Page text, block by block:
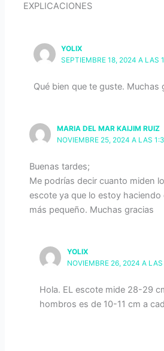
EXPLICACIONES
YOLIX
SEPTIEMBRE 18, 2024 A LAS
Qué bien que te guste. Muchas
MARIA DEL MAR KAIJIM RUIZ
NOVIEMBRE 25, 2024 A LAS
Buenas tardes;
Me podrías decir cuanto miden
escote ya que lo estoy
más pequeño. Muchas gracias
YOLIX
NOVIEMBRE 26, 2024 A
Hola. EL escote mide 28-29
hombros es de 10-11 cm a